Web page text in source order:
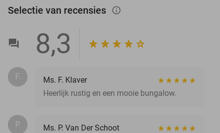
Selectie van recensies info_outlined
8,3
F.
Ms. F. Klaver
Heerlijk rustig en een mooie bungalow.
P. Ms. P. Van Der Schoot